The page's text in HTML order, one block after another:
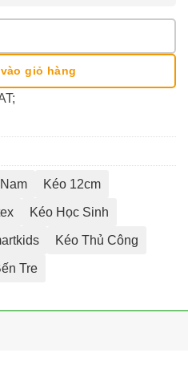
10 Tuổi Smartkids, Lưỡi Nhựa
giỏ hàng
Kéo 12cm
Kéo Học Sinh
Kéo Thủ Công
Tre